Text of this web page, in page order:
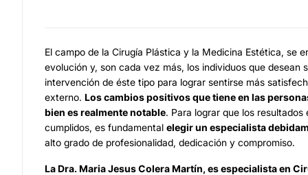
El campo de la Cirugía Plástica y la Medicina Estética, se
evolución y, son cada vez más, los individuos que desean
intervención de éste tipo para lograr sentirse más
externo. Los cambios positivos que tiene en las
bien es realmente notable. Para lograr que los resultados
cumplidos, es fundamental elegir un especialista
alto grado de profesionalidad, dedicación y compromiso.
La Dra. Maria Jesus Colera Martín, es especialista en